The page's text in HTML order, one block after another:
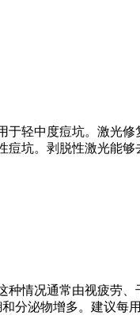
轻中度痘坑。激光
坑。剥脱性激光能
情况通常由视疲劳
分泌物增多。建议每